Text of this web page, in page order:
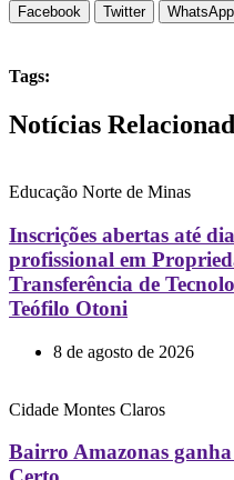
Facebook Twitter WhatsApp
Tags:
Notícias
Educação Norte de Minas
Inscrições abertas até
profissional em
Transferência de
Teófilo Otoni
8 de agosto de 2026
Cidade Montes Claros
Bairro Amazonas